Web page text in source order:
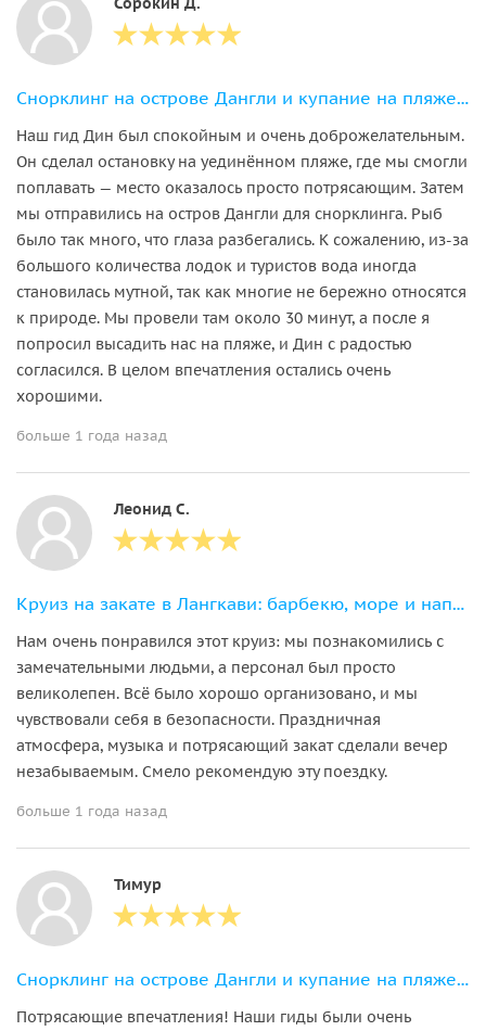
Снорклинг на острове Дангли и купание на пляже Пантай-Пасир-Панджанг
Наш гид Дин был спокойным и очень доброжелательным.
Он сделал остановку на уединённом пляже, где мы смогли
поплавать — место оказалось просто потрясающим. Затем
мы отправились на остров Дангли для снорклинга. Рыб
было так много, что глаза разбегались. К сожалению, из-за
большого количества лодок и туристов вода иногда
становилась мутной, так как многие не бережно относятся
к природе. Мы провели там около 30 минут, а после я
попросил высадить нас на пляже, и Дин с радостью
согласился. В целом впечатления остались очень
хорошими.
больше 1 года назад
Леонид С.
Круиз на закате в Лангкави: барбекю, море и напитки без ограничений
Нам очень понравился этот круиз: мы познакомились с
замечательными людьми, а персонал был просто
великолепен. Всё было хорошо организовано, и мы
чувствовали себя в безопасности. Праздничная
атмосфера, музыка и потрясающий закат сделали вечер
незабываемым. Смело рекомендую эту поездку.
больше 1 года назад
Тимур
Снорклинг на острове Дангли и купание на пляже Пантай-Пасир-Панджанг
Потрясающие впечатления! Наши гиды были очень